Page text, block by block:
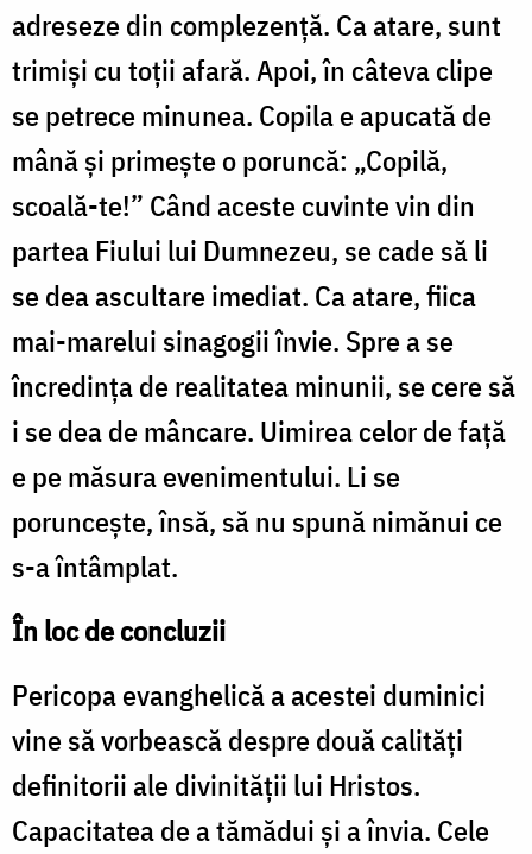
adreseze din complezență. Ca atare, sunt
trimiși cu toții afară. Apoi, în câteva clipe
se petrece minunea. Copila e apucată de
mână și primește o poruncă: „Copilă,
scoală-te!” Când aceste cuvinte vin din
partea Fiului lui Dumnezeu, se cade să li
se dea ascultare imediat. Ca atare, fiica
mai-marelui sinagogii învie. Spre a se
încredința de realitatea minunii, se cere să
i se dea de mâncare. Uimirea celor de față
e pe măsura evenimentului. Li se
poruncește, însă, să nu spună nimănui ce
s-a întâmplat.
În loc de concluzii
Pericopa evanghelică a acestei duminici
vine să vorbească despre două calități
definitorii ale divinității lui Hristos.
Capacitatea de a tămădui și a învia. Cele